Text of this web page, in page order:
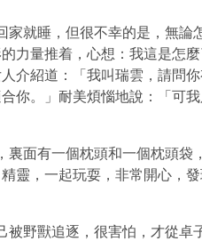
就睡，但很不幸的是，無
力量推着，心想：我這是怎
介紹道：「我叫瑞雲，請問
你。」耐美煩惱地說：「可
面有一個枕頭和一個枕頭
靈，一起玩耍，非常開心，
野獸追逐，很害怕，才從